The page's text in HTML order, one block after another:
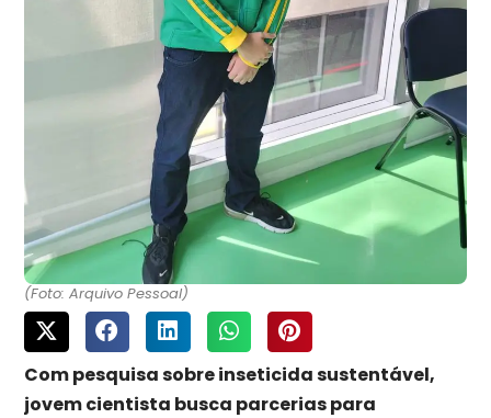
(Foto: Arquivo Pessoal)
Com pesquisa sobre inseticida sustentável,
jovem cientista busca parcerias para